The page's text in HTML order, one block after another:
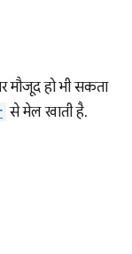
मौजूद हो भी सकता
से मेल खाती है.